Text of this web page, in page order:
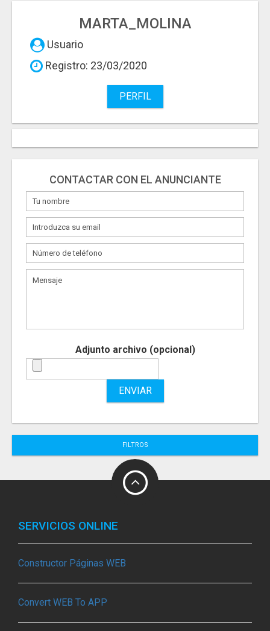
MARTA_MOLINA
Usuario
Registro: 23/03/2020
PERFIL
CONTACTAR CON EL ANUNCIANTE
Adjunto archivo (opcional)
ENVIAR
FILTROS
SERVICIOS ONLINE
Constructor Páginas WEB
Convert WEB To APP